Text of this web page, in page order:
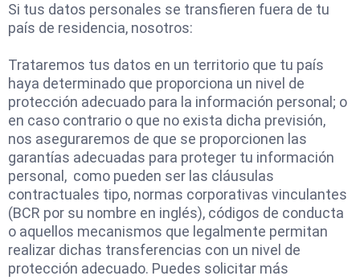
Si tus datos personales se transfieren fuera de tu
país de residencia, nosotros:
Trataremos tus datos en un territorio que tu país
haya determinado que proporciona un nivel de
protección adecuado para la información personal; o
en caso contrario o que no exista dicha previsión,
nos aseguraremos de que se proporcionen las
garantías adecuadas para proteger tu información
personal, como pueden ser las cláusulas
contractuales tipo, normas corporativas vinculantes
(BCR por su nombre en inglés), códigos de conducta
o aquellos mecanismos que legalmente permitan
realizar dichas transferencias con un nivel de
protección adecuado. Puedes solicitar más